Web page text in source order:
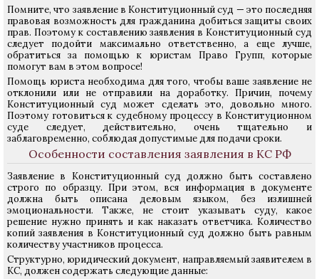
Помните, что заявление в Конституционный суд — это последняя
правовая возможность для гражданина добиться защиты своих
прав. Поэтому к составлению заявления в Конституционный суд
следует подойти максимально ответственно, а еще лучше,
обратиться за помощью к юристам Право Групп, которые
помогут вам в этом вопросе!
Помощь юриста необходима для того, чтобы ваше заявление не
отклонили или не отправили на доработку. Причин, почему
Конституционный суд может сделать это, довольно много.
Поэтому готовиться к судебному процессу в Конституционном
суде следует, действительно, очень тщательно и
заблаговременно, соблюдая допустимые для подачи сроки.
Особенности составления заявления в КС РФ
Заявление в Конституционный суд должно быть составлено
строго по образцу. При этом, вся информация в документе
должна быть описана деловым языком, без излишней
эмоциональности. Также, не стоит указывать суду, какое
решение нужно принять и как наказать ответчика. Количество
копий заявления в Конституционный суд должно быть равным
количеству участников процесса.
Структурно, юридический документ, направляемый заявителем в
КС, должен содержать следующие данные: